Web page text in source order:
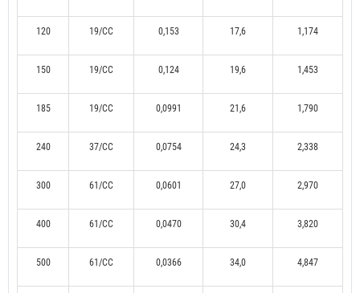
120 19/CC 0,153 17,6 1,174
150 19/CC 0,124 19,6 1,453
185 19/CC 0,0991 21,6 1,790
240 37/CC 0,0754 24,3 2,338
300 61/CC 0,0601 27,0 2,970
400 61/CC 0,0470 30,4 3,820
500 61/CC 0,0366 34,0 4,847